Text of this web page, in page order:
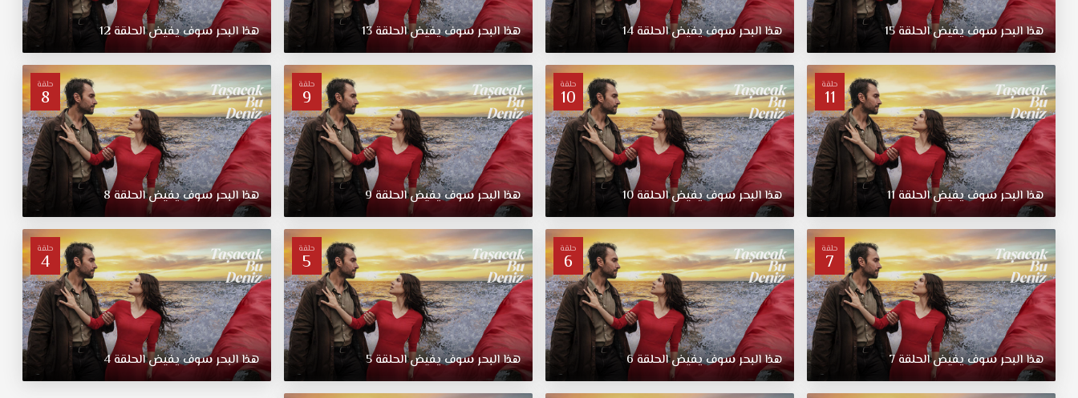
هذا البحر سوف يفيض الحلقة 15 هذا البحر سوف يفيض الحلقة 14 هذا البحر سوف يفيض الحلقة 13 هذا البحر سوف يفيض الحلقة 12
حلقة
11
هذا البحر سوف يفيض الحلقة 11
حلقة
10
هذا البحر سوف يفيض الحلقة 10
حلقة
9
هذا البحر سوف يفيض الحلقة 9
حلقة
8
هذا البحر سوف يفيض الحلقة 8
حلقة
7
هذا البحر سوف يفيض الحلقة 7
حلقة
6
هذا البحر سوف يفيض الحلقة 6
حلقة
5
هذا البحر سوف يفيض الحلقة 5
حلقة
4
هذا البحر سوف يفيض الحلقة 4